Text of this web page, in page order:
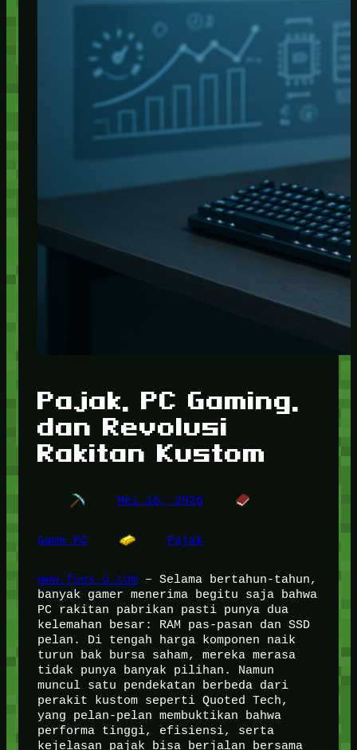
Pajak, PC Gaming,
dan Revolusi
Rakitan Kustom
Mei 16, 2026
Game PC Pajak
www.foox-u.com– Selama bertahun-tahun,
banyak gamer menerima begitu saja bahwa
PC rakitan pabrikan pasti punya dua
kelemahan besar: RAM pas-pasan dan SSD
pelan. Di tengah harga komponen naik
turun bak bursa saham, mereka merasa
tidak punya banyak pilihan. Namun
muncul satu pendekatan berbeda dari
perakit kustom seperti Quoted Tech,
yang pelan-pelan membuktikan bahwa
performa tinggi, efisiensi, serta
kejelasan pajak bisa berjalan bersama